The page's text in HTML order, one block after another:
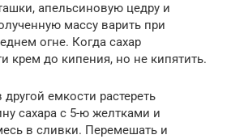
апельсиновую цедру и
массу варить при
огне. Когда сахар
крем до кипения, но не кипятить.
емкости растереть
сахара с 5-ю желтками и
в сливки. Перемешать и